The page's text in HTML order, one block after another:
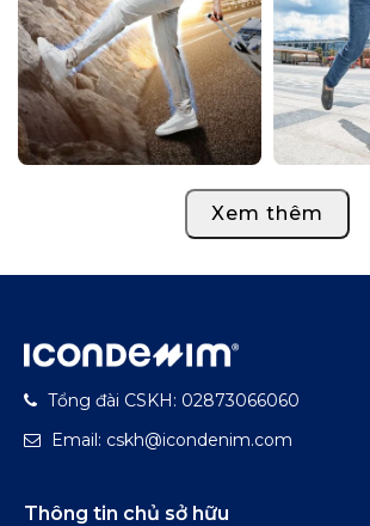
Xem thêm
Tổng đài CSKH: 02873066060
Email: cskh@icondenim.com
Thông tin chủ sở hữu